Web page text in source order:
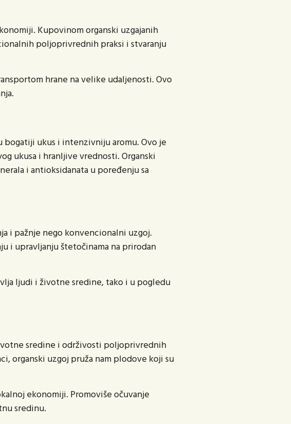
Kupovinom organski uzgajanih
poljoprivrednih praksi i stvaranju
hrane na velike udaljenosti. Ovo
ukus i intenzivniju aromu. Ovo je
ukusa i hranljive vrednosti. Organski
i antioksidanata u poređenju sa
i pažnje nego konvencionalni uzgoj.
i upravljanju štetočinama na prirodan
ljudi i životne sredine, tako i u pogledu
sredine i održivosti poljoprivrednih
organski uzgoj pruža nam plodove koji su
ekonomiji. Promoviše očuvanje
sredinu.